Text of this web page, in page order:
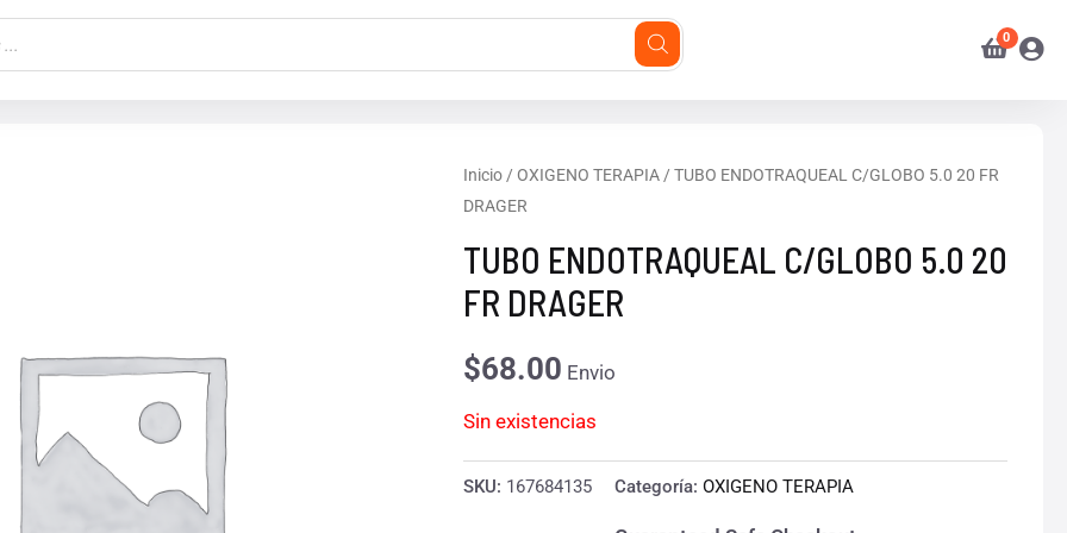
Inicio/ OXIGENO TERAPIA/ TUBO ENDOTRAQUEAL C/GLOBO 5.0 20 FR
DRAGER
TUBO ENDOTRAQUEAL C/GLOBO 5.0 20
FR DRAGER
$68.00 Envio
Sin existencias
SKU: 167684135 Categoría: OXIGENO TERAPIA